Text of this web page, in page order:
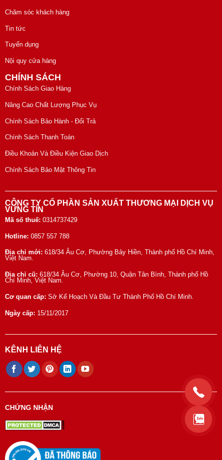
Chăm sóc khách hàng
Tin tức
Tuyển dụng
Nội quy cửa hàng
CHÍNH SÁCH
Chính Sách Giao Hàng
Nâng Cao Chất Lượng Phục Vụ
Chính Sách Bảo Hành - Đổi Trả
Chính Sách Thanh Toán
Điều Khoản Và Điều Kiện Giao Dịch
Chính Sách Bảo Mật Thông Tin
CÔNG TY CỔ PHẦN SẢN XUẤT THƯƠNG MẠI DỊCH VỤ
VỮNG TÍN
Mã số thuế: 0314737429
Hotline: 0857 557 788
Địa chỉ mới: 618/34 Âu Cơ, Phường Bảy Hiền, Thành phố Hồ Chí Minh,
Việt Nam.
Địa chỉ cũ: 618/34 Âu Cơ, Phường 10, Quận Tân Bình, Thành phố Hồ
Chí Minh, Việt Nam.
Cơ quan cấp: Sở Kế Hoạch Và Đầu Tư Thành Phố Hồ Chí Minh.
Ngày cấp: 15/11/2017
KÊNH LIÊN HỆ
CHỨNG NHẬN